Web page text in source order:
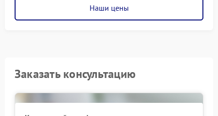
Наши цены
Заказать консультацию